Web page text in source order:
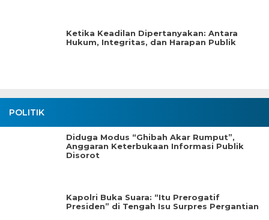
Ketika Keadilan Dipertanyakan: Antara
Hukum, Integritas, dan Harapan Publik
POLITIK
Diduga Modus “Ghibah Akar Rumput”,
Anggaran Keterbukaan Informasi Publik
Disorot
Kapolri Buka Suara: “Itu Prerogatif
Presiden” di Tengah Isu Surpres Pergantian